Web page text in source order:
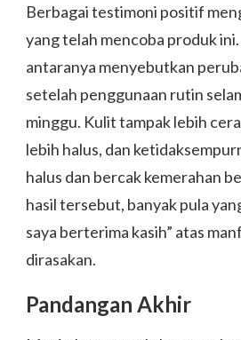
Berbagai testimoni positif
yang telah mencoba produk
antaranya menyebutkan
setelah penggunaan rutin
minggu. Kulit tampak lebih
lebih halus, dan
halus dan bercak kemerahan
hasil tersebut, banyak pula
saya berterima kasih” atas
dirasakan.
Pandangan Akhir